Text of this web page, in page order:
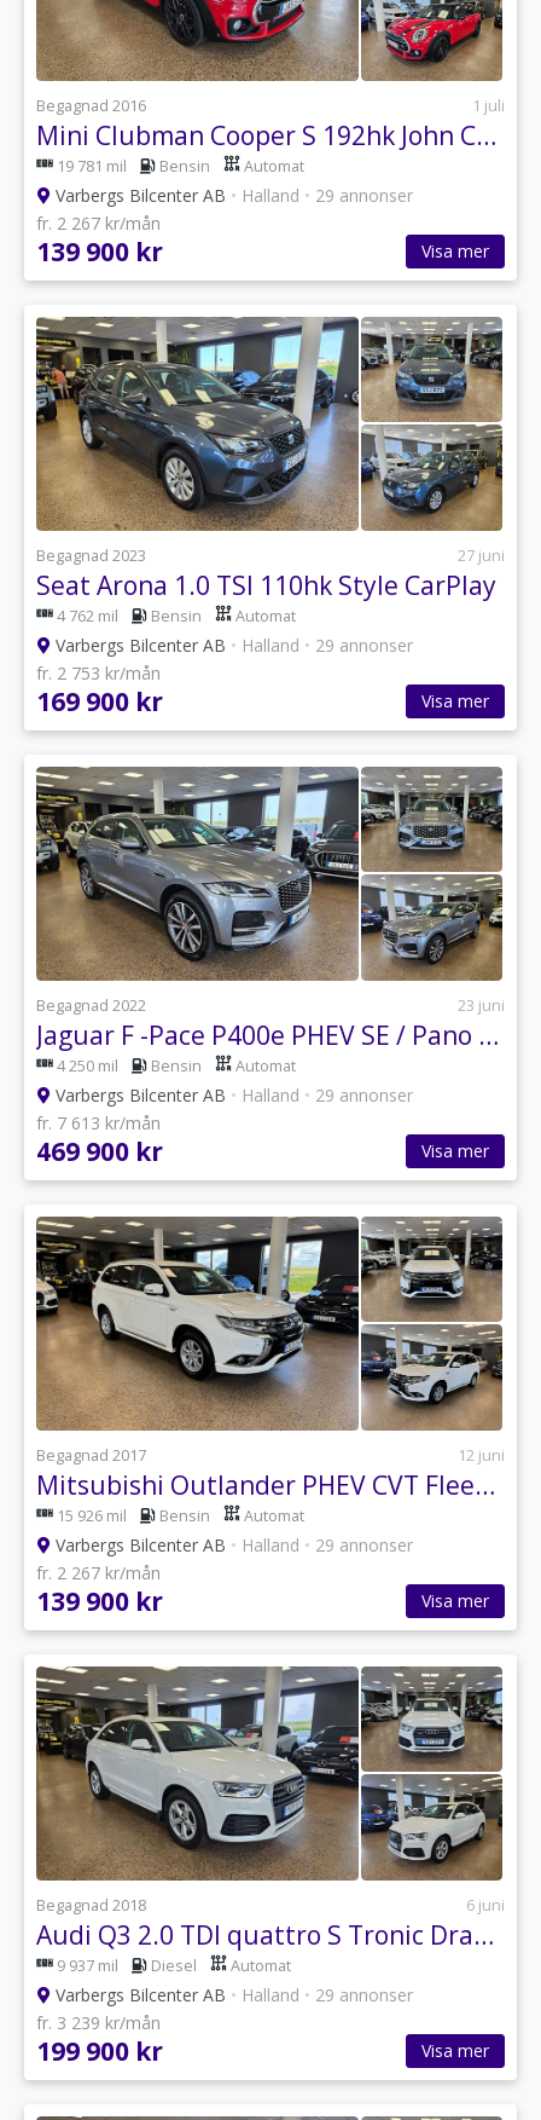
Begagnad 2016 1 juli
Mini Clubman Cooper S 192hk John Cooper Works H/K HUD Kamera Navi
19 781 mil Bensin Automat
Varbergs Bilcenter AB • Halland • 29 annonser
fr. 2 267 kr/mån
139 900 kr Visa mer
Begagnad 2023 27 juni
Seat Arona 1.0 TSI 110hk Style CarPlay
4 762 mil Bensin Automat
Varbergs Bilcenter AB • Halland • 29 annonser
fr. 2 753 kr/mån
169 900 kr Visa mer
Begagnad 2022 23 juni
Jaguar F -Pace P400e PHEV SE / Pano / MOMS
4 250 mil Bensin Automat
Varbergs Bilcenter AB • Halland • 29 annonser
fr. 7 613 kr/mån
469 900 kr Visa mer
Begagnad 2017 12 juni
Mitsubishi Outlander PHEV CVT Fleet Edition Euro 6 1 Ägare
15 926 mil Bensin Automat
Varbergs Bilcenter AB • Halland • 29 annonser
fr. 2 267 kr/mån
139 900 kr Visa mer
Begagnad 2018 6 juni
Audi Q3 2.0 TDI quattro S Tronic Dragkrok Euro 6
9 937 mil Diesel Automat
Varbergs Bilcenter AB • Halland • 29 annonser
fr. 3 239 kr/mån
199 900 kr Visa mer